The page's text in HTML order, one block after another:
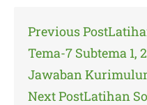
Post
navigation
Previous Post
Tema-7 Subtema 1,
Jawaban
Next PostLatihan